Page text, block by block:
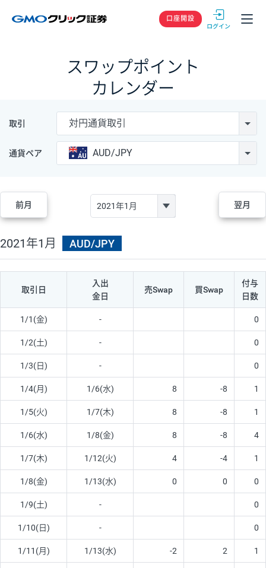
GMOクリック
口座開設
スワップポイント
カレンダー
取引 対円通貨取引
通貨ペア AUD/JPY
前月 翌月
2021年1月 AUD/JPY
取引日
入出
金日
売Swap 買Swap
付与
日数
1/1(金) - 0
1/2(土) - 0
1/3(日) - 0
1/4(月) 1/6(水) 8 -8 1
1/5(火) 1/7(木) 8 -8 1
1/6(水) 1/8(金) 8 -8 4
1/7(木) 1/12(火) 4 -4 1
1/8(金) 1/13(水) 0 0 0
1/9(土) - 0
1/10(日) - 0
1/11(月) 1/13(水) -2 2 1